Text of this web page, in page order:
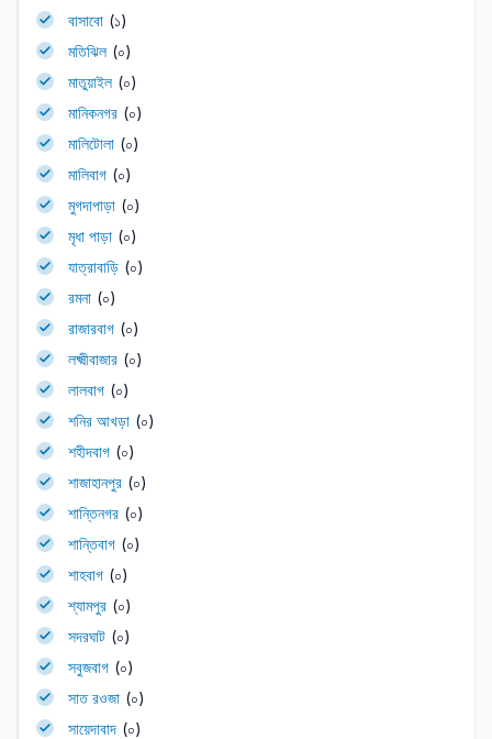
বাসাবো (১)
মতিঝিল (০)
মাতুয়াইল (০)
মানিকনগর (০)
মালিটোলা (০)
মালিবাগ (০)
মুগদাপাড়া (০)
মৃধা পাড়া (০)
যাত্রাবাড়ি (০)
রমনা (০)
রাজারবাগ (০)
লক্ষ্মীবাজার (০)
লালবাগ (০)
শনির আখড়া (০)
শহীদবাগ (০)
শাজাহানপুর (০)
শান্তিনগর (০)
শান্তিবাগ (০)
শাহবাগ (০)
শ্যামপুর (০)
সদরঘাট (০)
সবুজবাগ (০)
সাত রওজা (০)
সায়েদাবাদ (০)